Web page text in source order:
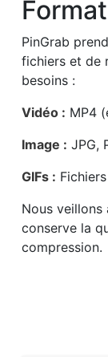
PinGrab
fichiers et de
besoins :
Vidéo : MP4
Image : JPG,
GIFs :
Nous veillons
conserve la
compression.